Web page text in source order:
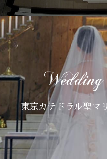
東京カテドラル聖マ